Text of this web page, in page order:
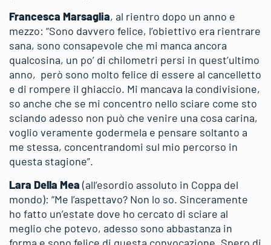
Francesca Marsaglia, al rientro dopo un anno e
mezzo: “Sono davvero felice, l’obiettivo era rientrare
sana, sono consapevole che mi manca ancora
qualcosina, un po’ di chilometri persi in quest’ultimo
anno, però sono molto felice di essere al cancelletto
e di rompere il ghiaccio. Mi mancava la condivisione,
so anche che se mi concentro nello sciare come sto
sciando adesso non può che venire una cosa carina,
voglio veramente godermela e pensare soltanto a
me stessa, concentrandomi sul mio percorso in
questa stagione”.
Lara Della Mea (all’esordio assoluto in Coppa del
mondo): “Me l’aspettavo? Non lo so. Sinceramente
ho fatto un’estate dove ho cercato di sciare al
meglio che potevo, adesso sono abbastanza in